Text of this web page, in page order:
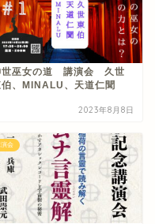
世巫女の道 講演会 久世
伯、MINALU、天道仁聞
2023年8月8日
会